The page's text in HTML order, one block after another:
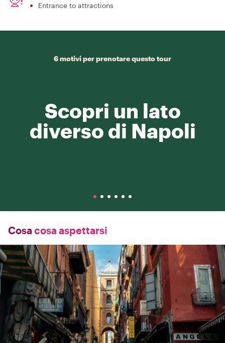
Entrance to attractions
6 motivi per prenotare questo tour
Scopri un lato
diverso di Napoli
Cosa cosa aspettarsi